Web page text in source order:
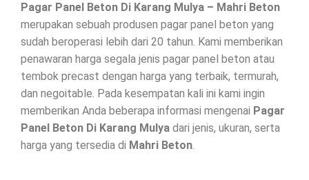
Pagar Panel Beton Di Karang Mulya – Mahri Beton
merupakan sebuah produsen pagar panel beton yang
sudah beroperasi lebih dari 20 tahun. Kami memberikan
penawaran harga segala jenis pagar panel beton atau
tembok precast dengan harga yang terbaik, termurah,
dan negoitable. Pada kesempatan kali ini kami ingin
memberikan Anda beberapa informasi mengenai Pagar
Panel Beton Di Karang Mulya dari jenis, ukuran, serta
harga yang tersedia di Mahri Beton.